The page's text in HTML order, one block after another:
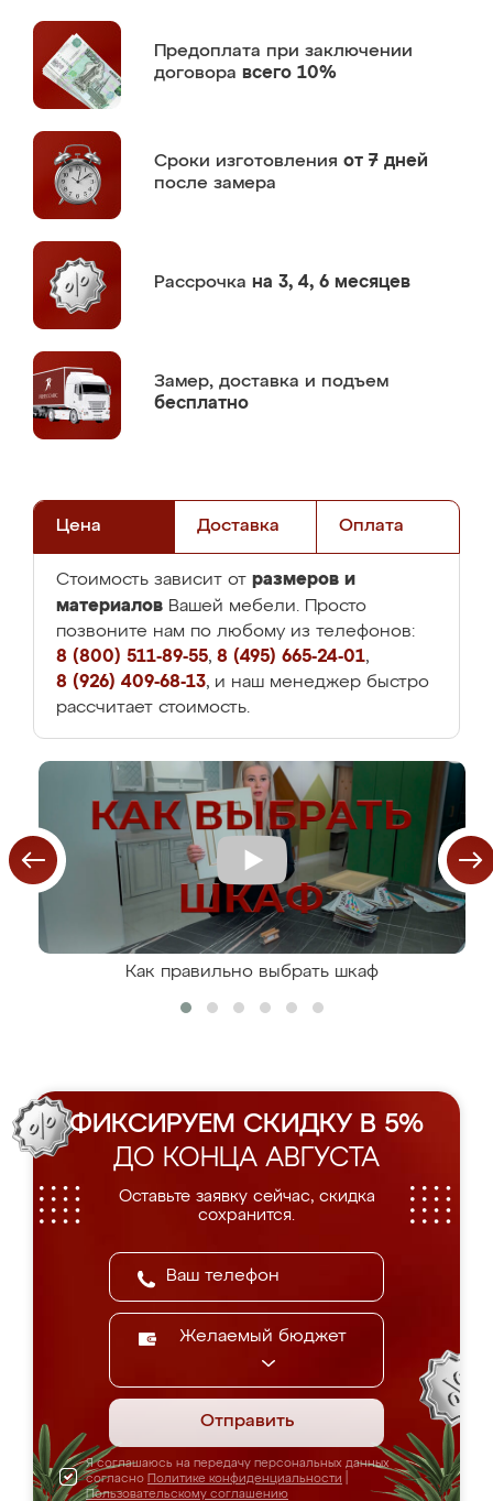
Предоплата при заключении
договора всего 10%
Сроки изготовления от 7 дней
после замера
Рассрочка на 3, 4, 6 месяцев
Замер, доставка и подъем
бесплатно
Цена Доставка Оплата
Стоимость зависит от размеров и
материалов Вашей мебели. Просто
позвоните нам по любому из телефонов:
8 (800) 511-89-55, 8 (495) 665-24-01,
8 (926) 409-68-13, и наш менеджер быстро
рассчитает стоимость.
Как правильно выбрать шкаф
ФИКСИРУЕМ СКИДКУ В 5%
ДО КОНЦА АВГУСТА
Оставьте заявку сейчас, скидка
сохранится.
Желаемый бюджет
Отправить
Я соглашаюсь на передачу персональных данных
согласно Политике конфиденциальности
Пользовательскому соглашению